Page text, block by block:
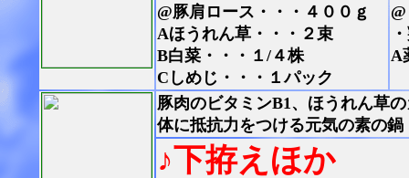
@豚肩ロース・・・４００ｇ
Aほうれん草・・・２束
B白菜・・・１/４株
Cしめじ・・・１パック
A
豚肉のビタミンB1、ほうれん草
体に抵抗力をつける元気の素の鍋
♪下拵えほか